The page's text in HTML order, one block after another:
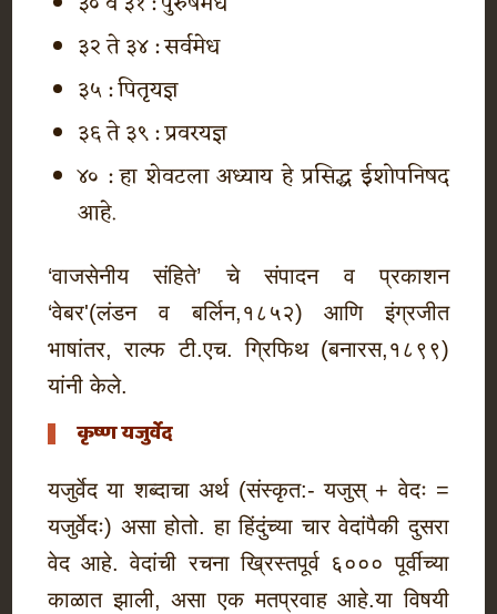
३२ ते ३४ : सर्वमेध
३५ : पितृयज्ञ
३६ ते ३९ : प्रवरयज्ञ
४० : हा शेवटला अध्याय हे प्रसिद्ध ईशोपनिषद
आहे.
‘वाजसेनीय संहिते’ चे संपादन व प्रकाशन
‘वेबर'(लंडन व बर्लिन,१८५२) आणि इंग्रजीत
भाषांतर, राल्फ टी.एच. ग्रिफिथ (बनारस,१८९९)
यांनी केले.
कृष्ण यजुर्वेद
यजुर्वेद या शब्दाचा अर्थ (संस्कृत:- यजुस् + वेदः =
यजुर्वेदः) असा होतो. हा हिंदुंच्या चार वेदांपैकी दुसरा
वेद आहे. वेदांची रचना ख्रिस्तपूर्व ६००० पूर्वीच्या
काळात झाली, असा एक मतप्रवाह आहे.या विषयी